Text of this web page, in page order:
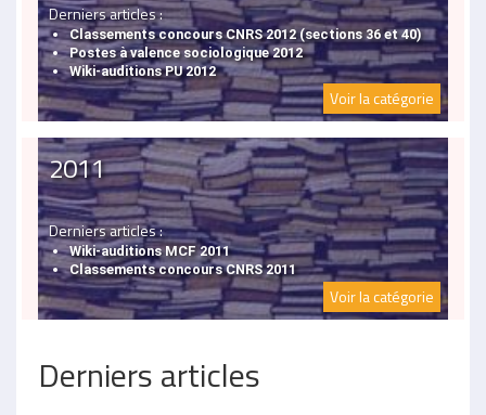
Voir la catégorie
Derniers articles :
Classements concours CNRS 2012 (sections 36 et 40)
Postes à valence sociologique 2012
Wiki-auditions PU 2012
2011
Voir la catégorie
Derniers articles :
Wiki-auditions MCF 2011
Classements concours CNRS 2011
Derniers articles